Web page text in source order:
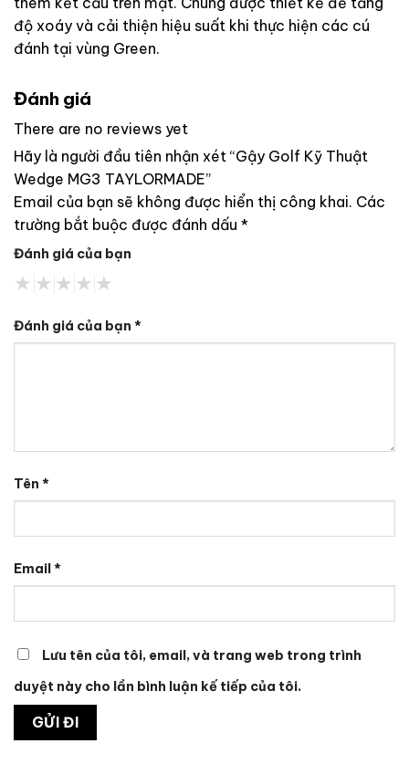
độ xoáy và cải thiện hiệu suất khi thực hiện các cú
đánh tại vùng Green.
Đánh giá
There are no reviews yet
Hãy là người đầu tiên nhận xét “Gậy Golf Kỹ Thuật
Wedge MG3 TAYLORMADE”
Email của bạn sẽ không được hiển thị công khai. Các
trường bắt buộc được đánh dấu *
Đánh giá của bạn
Đánh giá của bạn *
Tên *
Email*
Lưu tên của tôi, email, và trang web trong trình
duyệt này cho lần bình luận kế tiếp của tôi.